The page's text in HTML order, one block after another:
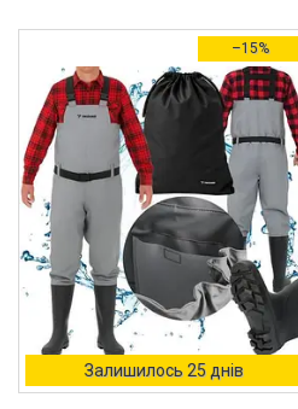
Споживана потужність
42.0
50.0 2
75.0
85.0
180.0
1
Ще 2
Колір корпусу
–15%
Залишилось 25 днів